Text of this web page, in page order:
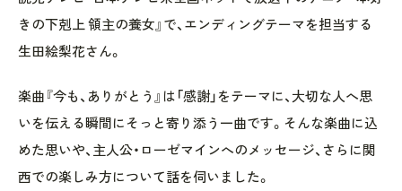
きの下剋上 領主の養女』で、エンディングテーマを担当する
生田絵梨花さん。
楽曲『今も、ありがとう』は「感謝」をテーマに、大切な人へ思
いを伝える瞬間にそっと寄り添う一曲です。そんな楽曲に込
めた思いや、主人公・ローゼマインへのメッセージ、さらに関
西での楽しみ方について話を伺いました。